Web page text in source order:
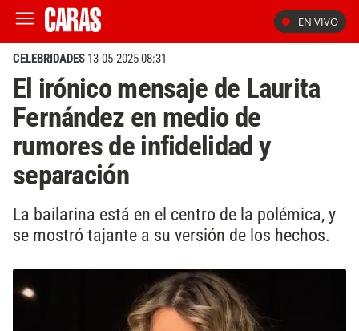
EN VIVO
CELEBRIDADES 13-05-2025 08:31
El irónico mensaje de Laurita
Fernández en medio de
rumores de infidelidad y
separación
La bailarina está en el centro de la polémica, y
se mostró tajante a su versión de los hechos.